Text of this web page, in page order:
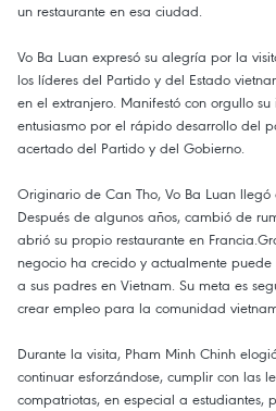
un restaurante en esa ciudad.
Vo Ba Luan expresó su alegría por la
los líderes del Partido y del Estado
en el extranjero. Manifestó con orgullo
entusiasmo por el rápido desarrollo del
acertado del Partido y del Gobierno.
Originario de Can Tho, Vo Ba Luan
Después de algunos años, cambió de
abrió su propio restaurante en
negocio ha crecido y actualmente
a sus padres en Vietnam. Su meta es
crear empleo para la comunidad
Durante la visita, Pham Minh Chinh
continuar esforzándose, cumplir con las
compatriotas, en especial a estudiantes,